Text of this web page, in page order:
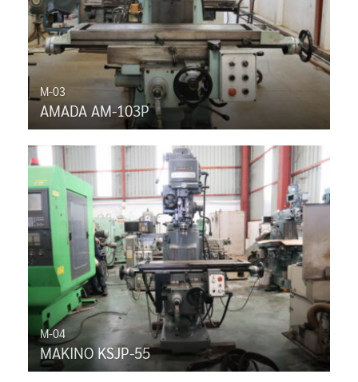
M-03
AMADA AM-103P
M-04
MAKINO KSJP-55